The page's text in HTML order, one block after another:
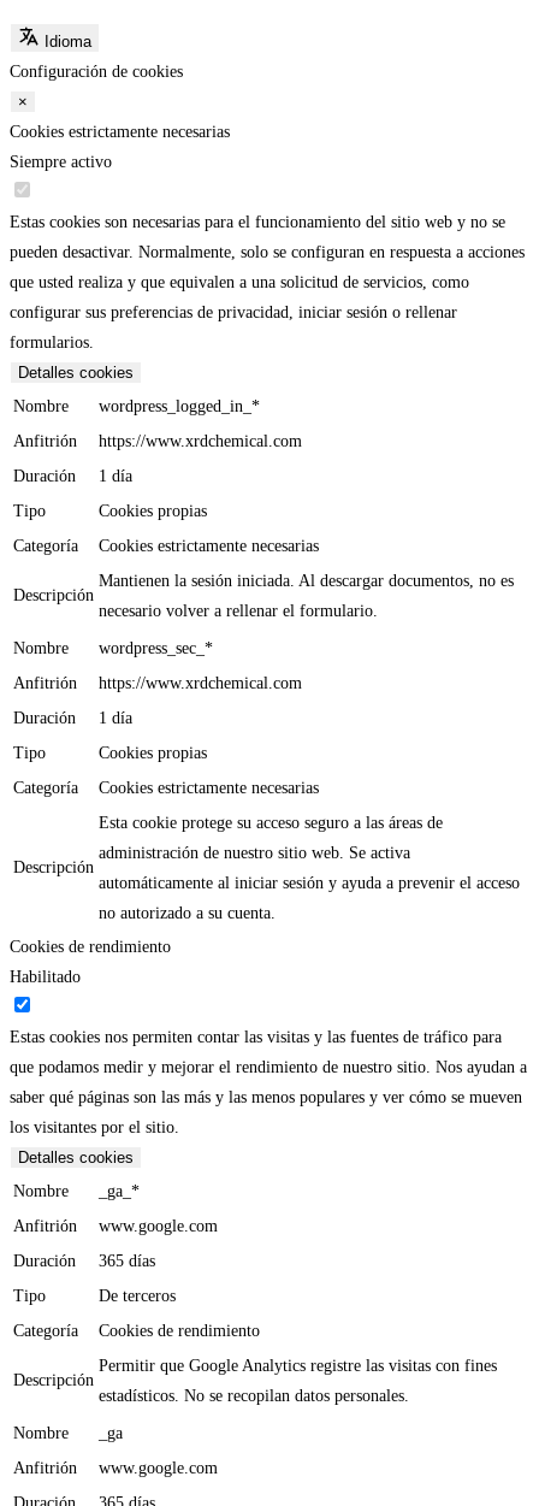
Idioma
Configuración de cookies
×
Cookies estrictamente necesarias
Siempre activo
Estas cookies son necesarias para el funcionamiento del sitio web y no se
pueden desactivar. Normalmente, solo se configuran en respuesta a acciones
que usted realiza y que equivalen a una solicitud de servicios, como
configurar sus preferencias de privacidad, iniciar sesión o rellenar
formularios.
Detalles cookies
Nombre
wordpress_logged_in_*
Anfitrión
https://www.xrdchemical.com
Duración
1 día
Tipo
Cookies propias
Categoría
Cookies estrictamente necesarias
Descripción
Mantienen la sesión iniciada. Al descargar documentos, no es
necesario volver a rellenar el formulario.
Nombre
wordpress_sec_*
Anfitrión
https://www.xrdchemical.com
Duración
1 día
Tipo
Cookies propias
Categoría
Cookies estrictamente necesarias
Descripción
Esta cookie protege su acceso seguro a las áreas de
administración de nuestro sitio web. Se activa
automáticamente al iniciar sesión y ayuda a prevenir el acceso
no autorizado a su cuenta.
Cookies de rendimiento
Habilitado
Estas cookies nos permiten contar las visitas y las fuentes de tráfico para
que podamos medir y mejorar el rendimiento de nuestro sitio. Nos ayudan a
saber qué páginas son las más y las menos populares y ver cómo se mueven
los visitantes por el sitio.
Detalles cookies
Nombre
_ga_*
Anfitrión
www.google.com
Duración
365 días
Tipo
De terceros
Categoría
Cookies de rendimiento
Descripción
Permitir que Google Analytics registre las visitas con fines
estadísticos. No se recopilan datos personales.
Nombre
_ga
Anfitrión
www.google.com